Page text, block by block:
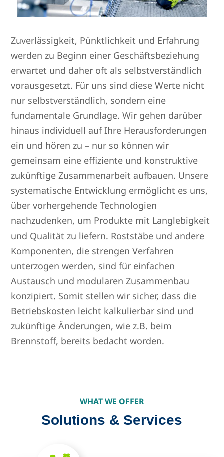
Zuverlässigkeit, Pünktlichkeit und Erfahrung
werden zu Beginn einer Geschäftsbeziehung
erwartet und daher oft als selbstverständlich
vorausgesetzt. Für uns sind diese Werte nicht
nur selbstverständlich, sondern eine
fundamentale Grundlage. Wir gehen darüber
hinaus individuell auf Ihre Herausforderungen
ein und hören zu – nur so können wir
gemeinsam eine effiziente und konstruktive
zukünftige Zusammenarbeit aufbauen. Unsere
systematische Entwicklung ermöglicht es uns,
über vorhergehende Technologien
nachzudenken, um Produkte mit Langlebigkeit
und Qualität zu liefern. Roststäbe und andere
Komponenten, die strengen Verfahren
unterzogen werden, sind für einfachen
Austausch und modularen Zusammenbau
konzipiert. Somit stellen wir sicher, dass die
Betriebskosten leicht kalkulierbar sind und
zukünftige Änderungen, wie z.B. beim
Brennstoff, bereits bedacht worden.
WHAT WE OFFER
Solutions & Services